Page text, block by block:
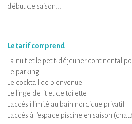
début de saison...
Le tarif comprend
La nuit et le petit-déjeuner continental
Le parking
Le cocktail de bienvenue
Le linge de lit et de toilette
L'accès illimité au bain nordique privatif
L'accès à l'espace piscine en saison